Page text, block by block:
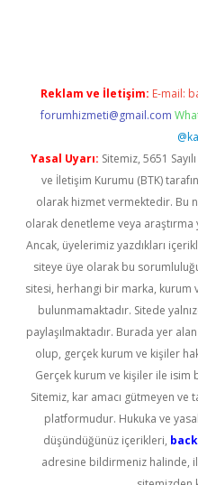
Reklam ve İletişim: E-mail:
forumhizmeti@gmail.com
Yasal Uyarı: Sitemiz, 5651
ve İletişim Kurumu (BTK)
olarak hizmet vermektedir. Bu
olarak denetleme veya
Ancak, üyelerimiz yazdıkları
siteye üye olarak bu
sitesi, herhangi bir marka, kurum
bulunmamaktadır. Sitede
paylaşılmaktadır. Burada yer
olup, gerçek kurum ve kişiler
Gerçek kurum ve kişiler ile
Sitemiz, kar amacı gütmeyen
platformudur. Hukuka ve
düşündüğünüz içerikleri,
adresine bildirmeniz halinde,